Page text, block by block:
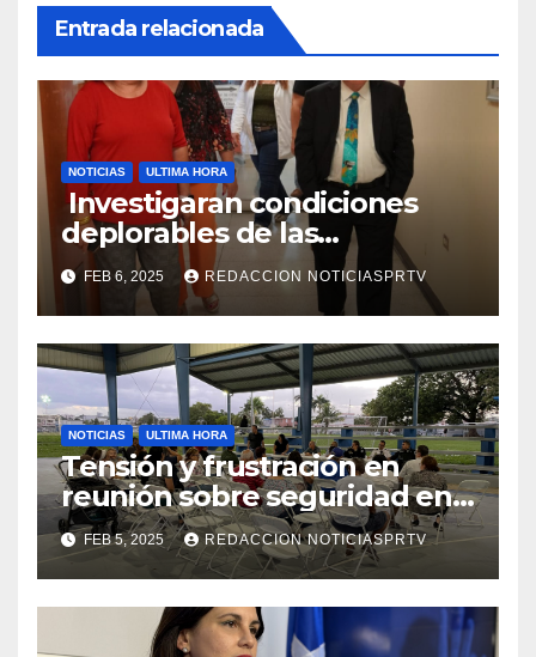
Entrada relacionada
NOTICIAS ULTIMA HORA
Investigaran condiciones
deplorables de las
facilidades el Departamento
de la Salud en Mayagüez
FEB 6, 2025 REDACCION NOTICIASPRTV
NOTICIAS ULTIMA HORA
Tensión y frustración en
reunión sobre seguridad en
Reparto Metropolitano
FEB 5, 2025 REDACCION NOTICIASPRTV